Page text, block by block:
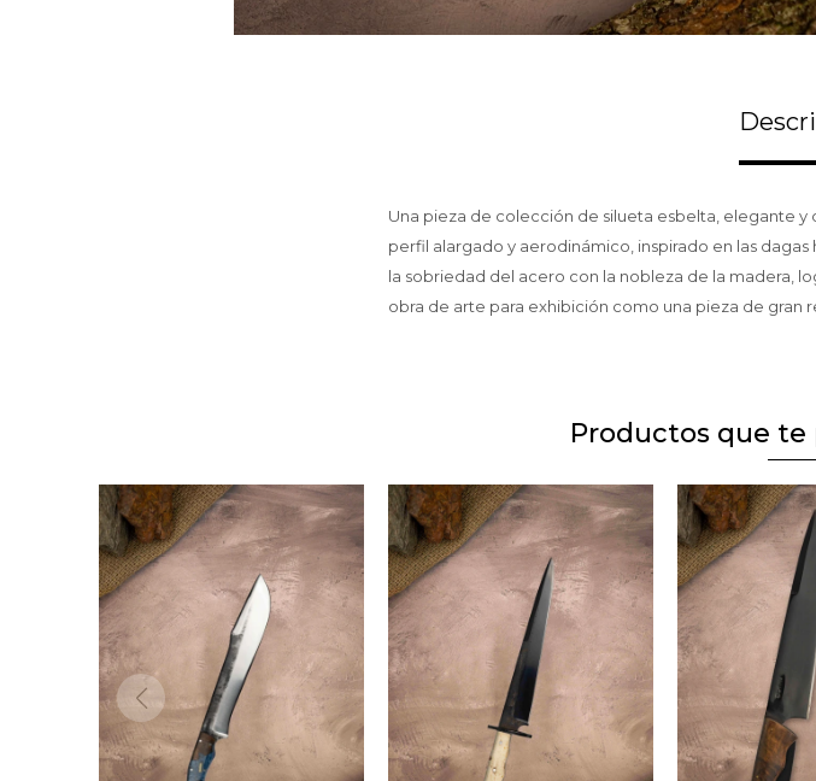
Una pieza de colección de silueta esbelta, elegante
perfil alargado y aerodinámico, inspirado en las
la sobriedad del acero con la nobleza de la madera,
obra de arte para exhibición como una pieza de gran
Productos que